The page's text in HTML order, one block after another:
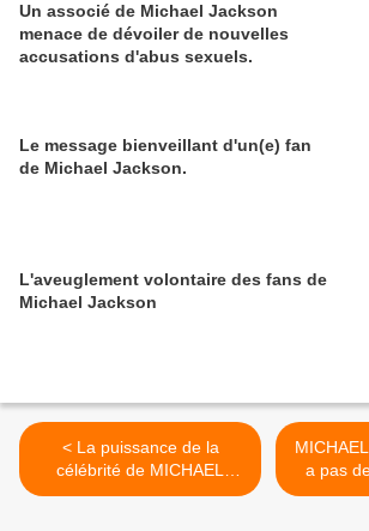
Un associé de Michael Jackson
menace de dévoiler de nouvelles
accusations d'abus sexuels.
Le message bienveillant d'un(e) fan
de Michael Jackson.
L'aveuglement volontaire des fans de
Michael Jackson
< La puissance de la
célébrité de MICHAEL
JACKSON.
a pas